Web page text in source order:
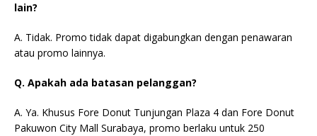
lain?
A. Tidak. Promo tidak dapat digabungkan dengan penawaran
atau promo lainnya.
Q. Apakah ada batasan pelanggan?
A. Ya. Khusus Fore Donut Tunjungan Plaza 4 dan Fore Donut
Pakuwon City Mall Surabaya, promo berlaku untuk 250